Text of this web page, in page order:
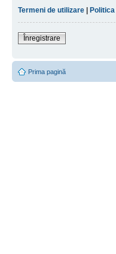
Termeni de utilizare |
Înregistrare
Prima pagină